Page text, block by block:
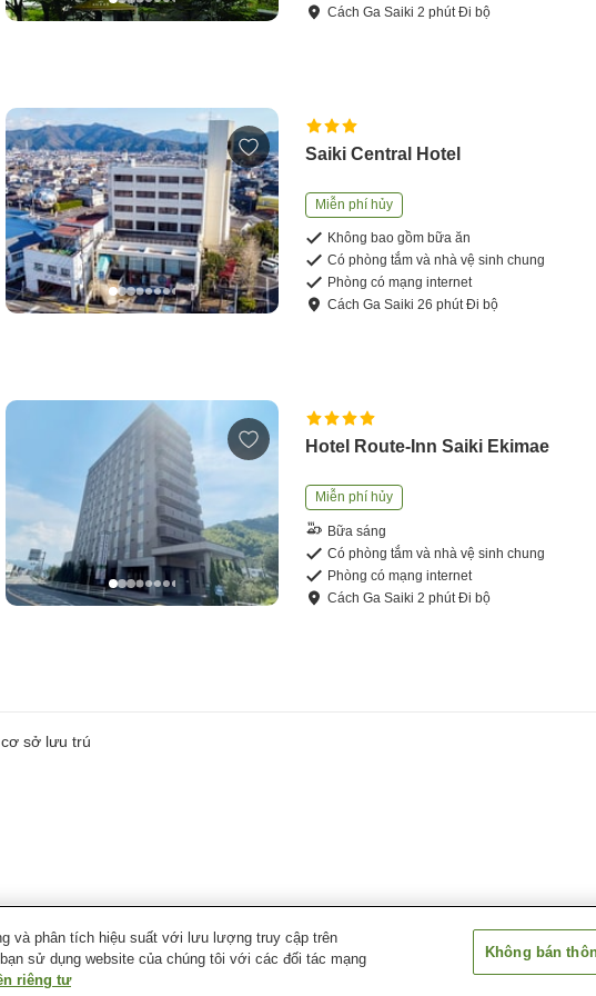
CáchGa Saiki 2 phútĐi bộ
Saiki Central Hotel
Miễn phí hủy
Không bao gồm bữa ăn
Có phòng tắm và nhà vệ sinh chung
Phòng có mạng internet
CáchGa Saiki 26 phútĐi bộ
Hotel Route-Inn Saiki Ekimae
Miễn phí hủy
Bữa sáng
Có phòng tắm và nhà vệ sinh chung
Phòng có mạng internet
CáchGa Saiki 2 phútĐi bộ
cơ sở lưu trú
và phân tích hiệu suất với lưu lượng truy cập trên
sử dụng website của chúng tôi với các đối tác mạng
riêng tư
Không bán